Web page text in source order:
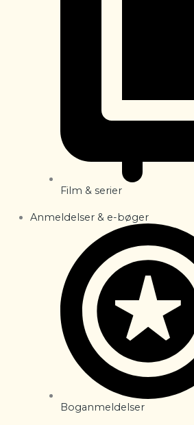
Film & serier
Anmeldelser & e-bøger
Boganmeldelser